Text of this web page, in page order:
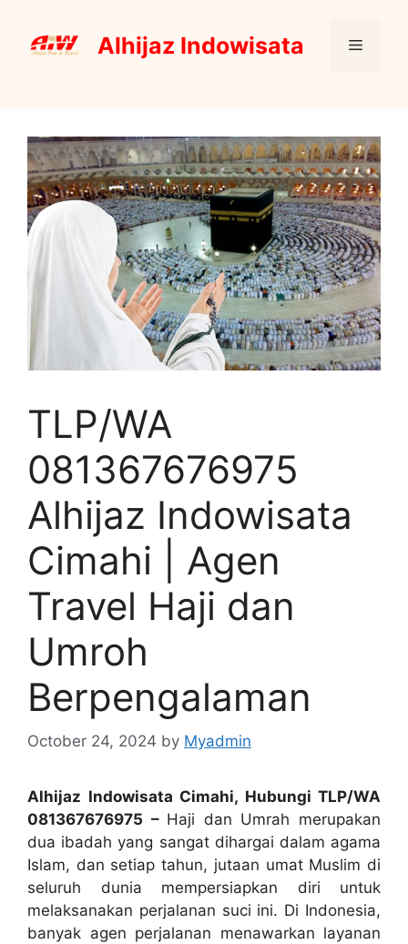
content
Alhijaz Indowisata Menu
TLP/WA
081367676975
Alhijaz Indowisata
Cimahi | Agen
Travel Haji dan
Umroh
Berpengalaman
October 24, 2024 by Myadmin
Alhijaz Indowisata Cimahi, Hubungi TLP/WA
081367676975 – Haji dan Umrah merupakan
dua ibadah yang sangat dihargai dalam agama
Islam, dan setiap tahun, jutaan umat Muslim di
seluruh dunia mempersiapkan diri untuk
melaksanakan perjalanan suci ini. Di Indonesia,
banyak agen perjalanan menawarkan layanan